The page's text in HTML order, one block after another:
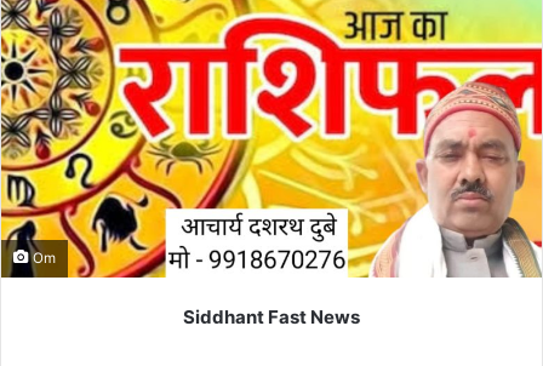
n
e
m
a
i
l
Om
Siddhant Fast News